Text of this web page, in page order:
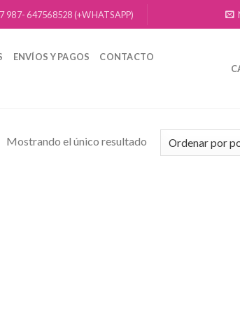
987- 647568528 (+WHATSAPP)
ENVÍOS Y PAGOS
CONTACTO
Mostrando el único resultado